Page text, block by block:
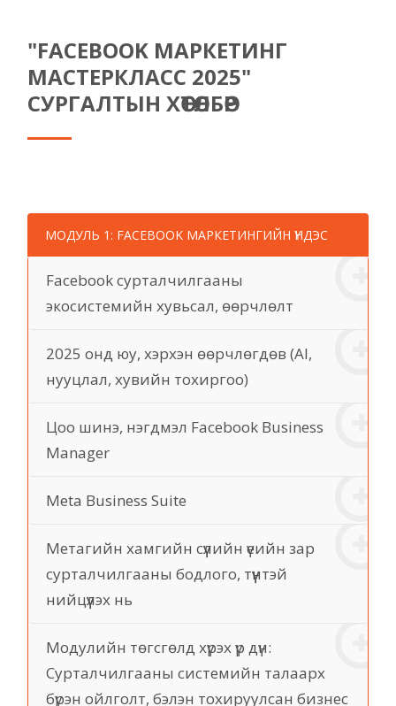
"FACEBOOK МАРКЕТИНГ
МАСТЕРКЛАСС 2025"
СУРГАЛТЫН ХӨТӨЛБӨР
МОДУЛЬ 1: FACEBOOK МАРКЕТИНГИЙН ҮНДЭС
Facebook сурталчилгааны
экосистемийн хувьсал, өөрчлөлт
2025 онд юу, хэрхэн өөрчлөгдөв (AI,
нууцлал, хувийн тохиргоо)
Цоо шинэ, нэгдмэл Facebook Business
Manager
Meta Business Suite
Метагийн хамгийн сүүлийн үеийн зар
сурталчилгааны бодлого, түүнтэй
нийцүүлэх нь
Модулийн төгсгөлд хүрэх үр дүн:
Сурталчилгааны системийн талаарх
бүрэн ойлголт, бэлэн тохируулсан бизнес